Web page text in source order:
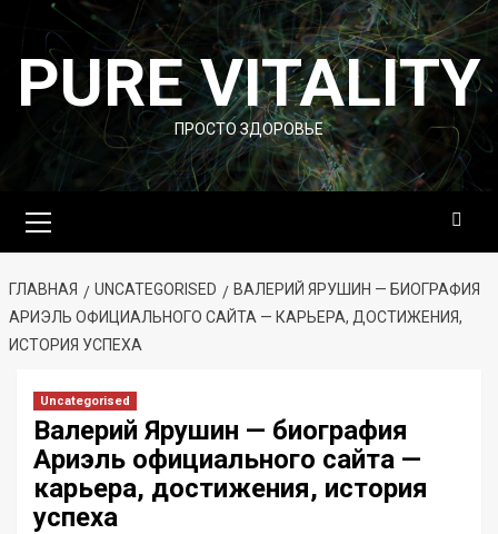
Перейти
содержимому
PURE VITALITY
ПРОСТО ЗДОРОВЬЕ
меню
ГЛАВНАЯ UNCATEGORISED
ВАЛЕРИЙ ЯРУШИН — БИОГРАФИЯ
АРИЭЛЬ ОФИЦИАЛЬНОГО САЙТА — КАРЬЕРА, ДОСТИЖЕНИЯ,
ИСТОРИЯ УСПЕХА
Uncategorised
Валерий Ярушин — биография
Ариэль официального сайта —
карьера, достижения, история
успеха